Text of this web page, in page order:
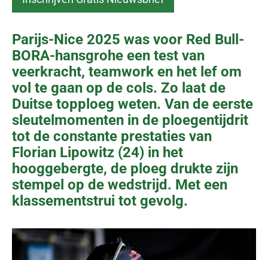
Parijs-Nice 2025 was voor Red Bull-
BORA-hansgrohe een test van
veerkracht, teamwork en het lef om
vol te gaan op de cols. Zo laat de
Duitse topploeg weten. Van de eerste
sleutelmomenten in de ploegentijdrit
tot de constante prestaties van
Florian Lipowitz (24) in het
hooggebergte, de ploeg drukte zijn
stempel op de wedstrijd. Met een
klassementstrui tot gevolg.